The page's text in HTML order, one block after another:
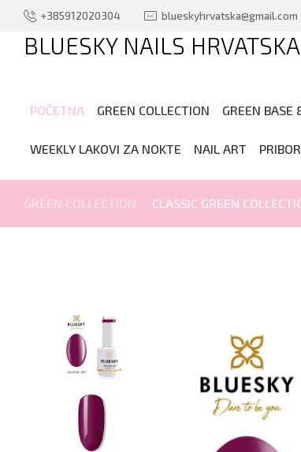
+385912020304 blueskyhrvatska@gmail.com
BLUESKY NAILS HRVATSKA
POČETNA GREEN COLLECTION GREEN BASE
WEEKLY LAKOVI ZA NOKTE NAIL ART
GREEN COLLECTION CLASSIC GREEN